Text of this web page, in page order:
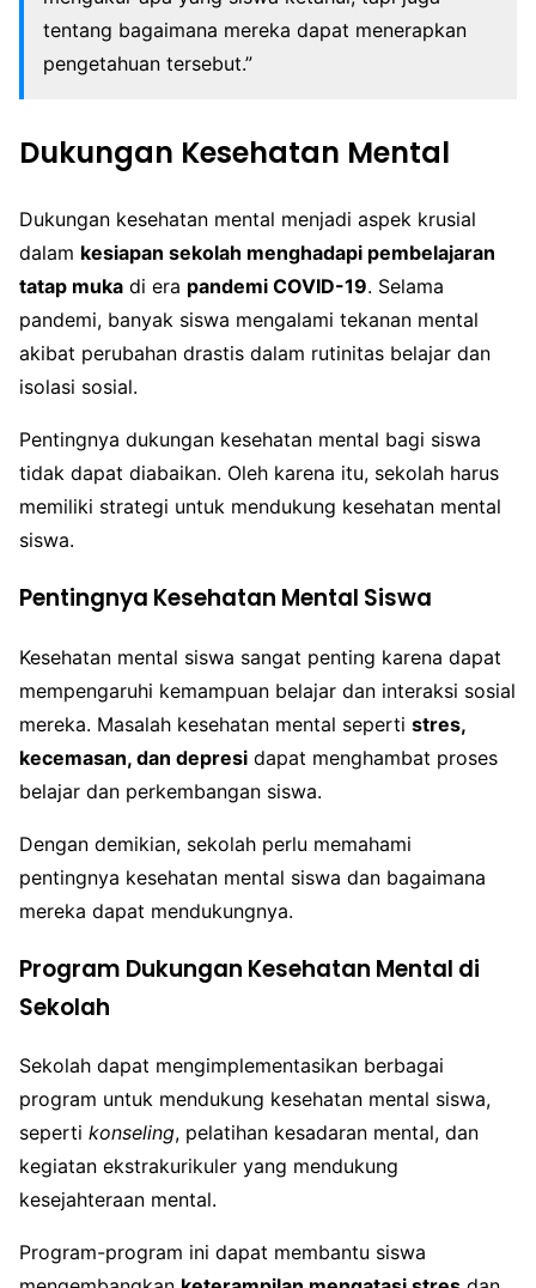
tentang bagaimana mereka dapat menerapkan
pengetahuan tersebut.”
Dukungan Kesehatan Mental
Dukungan kesehatan mental menjadi aspek krusial
dalam kesiapan sekolah menghadapi pembelajaran
tatap muka di era pandemi COVID-19. Selama
pandemi, banyak siswa mengalami tekanan mental
akibat perubahan drastis dalam rutinitas belajar dan
isolasi sosial.
Pentingnya dukungan kesehatan mental bagi siswa
tidak dapat diabaikan. Oleh karena itu, sekolah harus
memiliki strategi untuk mendukung kesehatan mental
siswa.
Pentingnya Kesehatan Mental Siswa
Kesehatan mental siswa sangat penting karena dapat
mempengaruhi kemampuan belajar dan interaksi sosial
mereka. Masalah kesehatan mental seperti stres,
kecemasan, dan depresi dapat menghambat proses
belajar dan perkembangan siswa.
Dengan demikian, sekolah perlu memahami
pentingnya kesehatan mental siswa dan bagaimana
mereka dapat mendukungnya.
Program Dukungan Kesehatan Mental di
Sekolah
Sekolah dapat mengimplementasikan berbagai
program untuk mendukung kesehatan mental siswa,
seperti konseling, pelatihan kesadaran mental, dan
kegiatan ekstrakurikuler yang mendukung
kesejahteraan mental.
Program-program ini dapat membantu siswa